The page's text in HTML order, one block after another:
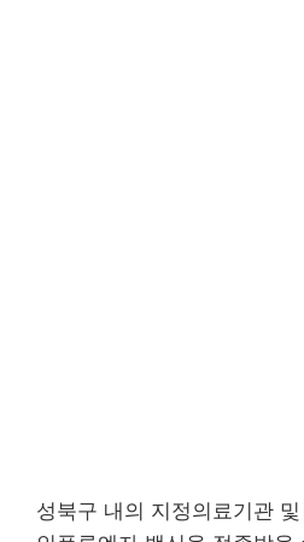
성북구 내의 지정의료기관 및